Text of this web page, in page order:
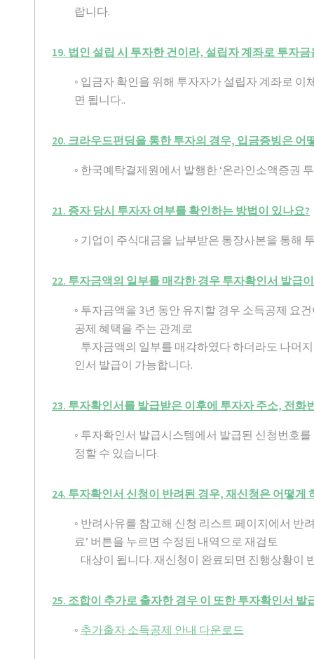
랍니다.
19. 법인 설립 시 투자한 건이라, 설립자 계좌로 투자
◦ 입금자 확인을 위해 투자자가 설립자 계좌로
면 됩니다..
20. 크라우드펀딩을 통한 투자의 경우, 입금증빙은 어
◦ 한국예탁결제원에서 발행한 ‘온라인소액증권
21. 증자 당시 투자자 여부를 확인하는 방법이 있나요?
◦ 기업이 주식대금을 납부받은 통장사본을 통해
22. 투자금액의 일부를 매각한 경우 투자확인서 발급
◦ 투자금액을 3년 동안 유지할 경우 소득공제 요
공제 혜택을 주는 관계로
투자금액의 일부를 매각하였다 하더라도 나머
인서 발급이 가능합니다.
23. 투자확인서를 발급받은 이후에 투자자 주소, 전
◦ 투자확인서 발급시스템에서 발급된 신청번호
정할 수 있습니다.
24. 투자확인서 신청이 반려된 경우, 재신청은 어떻게
◦ 반려사유를 참고해 신청 리스트 페이지에서 반
료’ 버튼을 누르면 수정된 내역으로 재검토
대상이 됩니다. 재신청이 완료되면 진행상황이
25. 조합이 추가로 출자한 경우 이 또한 투자확인서 발
◦ 추가출자 소득공제 안내 다운로드